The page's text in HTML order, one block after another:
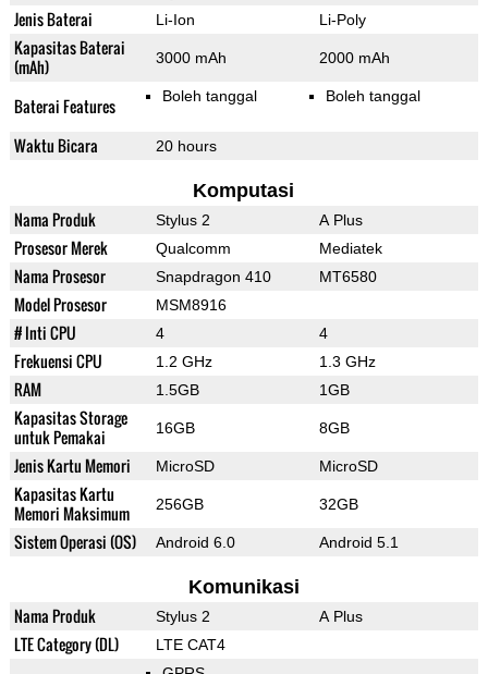
Jenis Baterai Li-Ion Li-Poly
Kapasitas Baterai
(mAh)
3000 mAh 2000 mAh
Baterai Features Boleh tanggal Boleh tanggal
Waktu Bicara 20 hours
Komputasi
Nama Produk Stylus 2 A Plus
Prosesor Merek Qualcomm Mediatek
Nama Prosesor Snapdragon 410 MT6580
Model Prosesor MSM8916
# Inti CPU 4 4
Frekuensi CPU 1.2 GHz 1.3 GHz
RAM 1.5GB 1GB
Kapasitas Storage
untuk Pemakai
16GB 8GB
Jenis Kartu Memori MicroSD MicroSD
Kapasitas Kartu
Memori Maksimum
256GB 32GB
Sistem Operasi (OS) Android 6.0 Android 5.1
Komunikasi
Nama Produk Stylus 2 A Plus
LTE Category (DL)
LTE CAT4